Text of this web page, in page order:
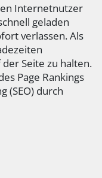
Internetnutzer
geladen
verlassen. Als
Seite zu halten.
Page Rankings
(SEO) durch